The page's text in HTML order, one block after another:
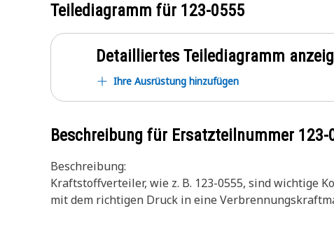
Teilediagramm für 123-0555
Detailliertes Teilediagramm
Ihre Ausrüstung hinzufügen
Beschreibung für Ersatzteilnummer 123-
Beschreibung:
Kraftstoffverteiler, wie z. B. 123-0555, sind wichtige
mit dem richtigen Druck in eine